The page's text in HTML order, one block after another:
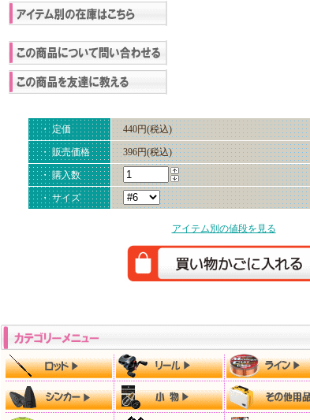
・ 定価 440円(税込)
・ 販売価格 396円(税込)
・ 購入数
・ サイズ
アイテム別の値段を見る